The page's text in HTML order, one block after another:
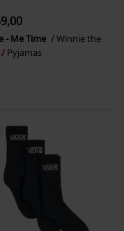
- Me Time
Winnie the
Pyjamas